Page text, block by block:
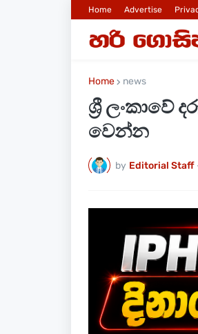
Home Advertise
Home news
ශ්‍රී
වෙන්න
by Editorial Staff